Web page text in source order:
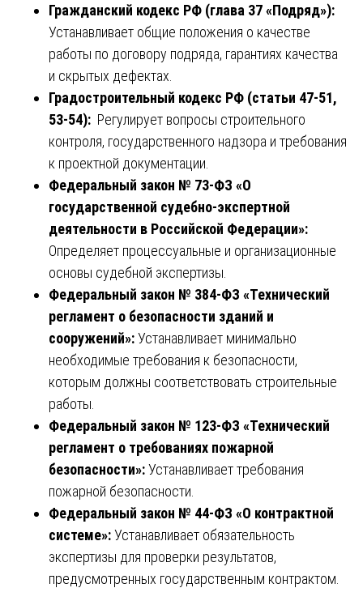
Гражданский кодекс РФ (глава 37 «Подряд»):
Устанавливает общие положения о качестве
работы по договору подряда, гарантиях качества
и скрытых дефектах.
Градостроительный кодекс РФ (статьи 47-51,
53-54): Регулирует вопросы строительного
контроля, государственного надзора и требования
к проектной документации.
Федеральный закон № 73-ФЗ «О
государственной судебно-экспертной
деятельности в Российской Федерации»:
Определяет процессуальные и организационные
основы судебной экспертизы.
Федеральный закон № 384-ФЗ «Технический
регламент о безопасности зданий и
сооружений»:Устанавливает минимально
необходимые требования к безопасности,
которым должны соответствовать строительные
работы.
Федеральный закон № 123-ФЗ «Технический
регламент о требованиях пожарной
безопасности»:Устанавливает требования
пожарной безопасности.
Федеральный закон № 44-ФЗ «О контрактной
системе»:Устанавливает обязательность
экспертизы для проверки результатов,
предусмотренных государственным контрактом.